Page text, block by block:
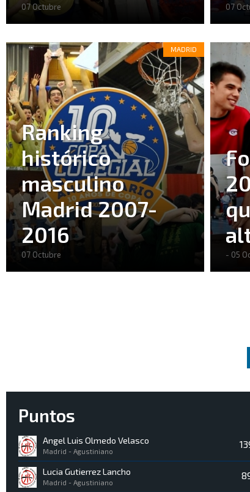
07 Octubre 07
MADRID
Ranking
histórico
masculino
Madrid 2007-
2016
07 Octubre - 05
Puntos
Angel Luis Olmedo Velasco
Madrid - Agustiniano
Lucia Gutierrez Lancho
Madrid - Agustiniano